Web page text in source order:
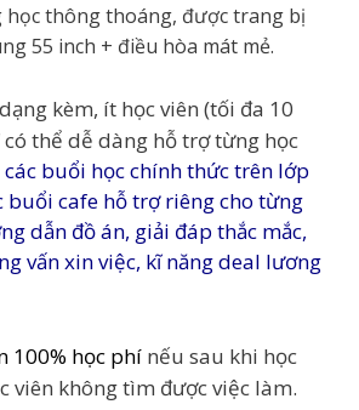
học thông thoáng, được trang bị
55 inch + điều hòa mát mẻ.
kèm, ít học viên (tối đa 10
thể dễ dàng hỗ trợ từng học
buổi học chính thức trên lớp
buổi cafe hỗ trợ riêng cho từng
dẫn đồ án, giải đáp thắc mắc,
vấn xin việc, kĩ năng deal lương
100% học phí nếu sau khi học
viên không tìm được việc làm.